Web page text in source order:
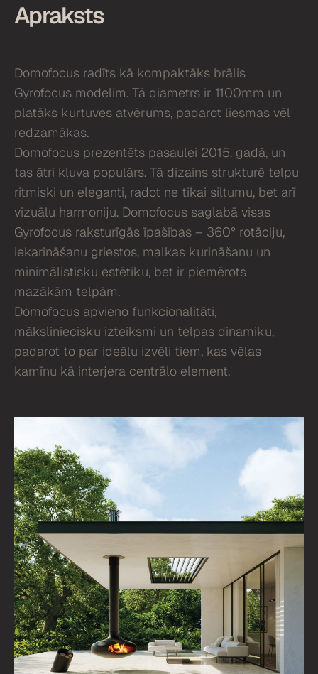
Apraksts
Domofocus radīts kā kompaktāks brālis
Gyrofocus modelim. Tā diametrs ir 1100mm un
platāks kurtuves atvērums, padarot liesmas vēl
redzamākas.
Domofocus prezentēts pasaulei 2015. gadā, un
tas ātri kļuva populārs. Tā dizains strukturē telpu
ritmiski un eleganti, radot ne tikai siltumu, bet arī
vizuālu harmoniju. Domofocus saglabā visas
Gyrofocus raksturīgās īpašības – 360° rotāciju,
iekarināšanu griestos, malkas kurināšanu un
minimālistisku estētiku, bet ir piemērots
mazākām telpām.
Domofocus apvieno funkcionalitāti,
māksliniecisku izteiksmi un telpas dinamiku,
padarot to par ideālu izvēli tiem, kas vēlas
kamīnu kā interjera centrālo element.